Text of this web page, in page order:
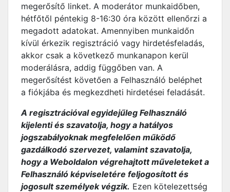
megerősítő linket. A moderátor munkaidőben,
hétfőtől péntekig 8-16:30 óra között ellenőrzi a
megadott adatokat. Amennyiben munkaidőn
kívül érkezik regisztráció vagy hirdetésfeladás,
akkor csak a következő munkanapon kerül
moderálásra, addig függőben van. A
megerősítést követően a Felhasználó beléphet
a fiókjába és megkezdheti hirdetései feladását.
A regisztrációval egyidejűleg Felhasználó
kijelenti és szavatolja, hogy a hatályos
jogszabályoknak megfelelően működő
gazdálkodó szervezet, valamint szavatolja,
hogy a Weboldalon végrehajtott műveleteket a
Felhasználó képviseletére feljogosított és
jogosult személyek végzik. Ezen kötelezettség